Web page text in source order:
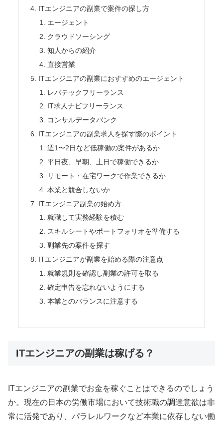
ITエンジニアの副業で案件の探し方
エージェント
クラウドソーシング
知人からの紹介
直接営業
ITエンジニアの副業におすすめのエージェント
レバテックフリーランス
IT求人ナビフリーランス
コンサルデータバンク
ITエンジニアの副業求人を探す際のポイント
週1〜2日など低稼働の案件があるか
平日夜、早朝、土日で稼働できるか
リモート・在宅ワークで作業できるか
本業と競合しないか
ITエンジニア副業の始め方
就職して実務経験を積む
スキルシートやポートフォリオを準備する
副業先の案件を探す
ITエンジニアが副業を始める際の注意点
就業規則を確認し副業の許可を取る
確定申告を忘れないようにする
本業とのバランスに注意する
ITエンジニアの副業は稼げる？
ITエンジニアの副業でお金を稼ぐことはできるのでしょう
か。現在の日本の労働市場において技術職の調達意欲は非
常に活発であり、パラレルワークなど本業に依存しない働